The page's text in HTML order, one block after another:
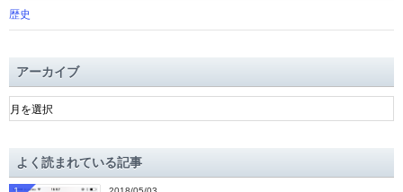
歴史
アーカイブ
ア
ー
ブよく読まれている記事